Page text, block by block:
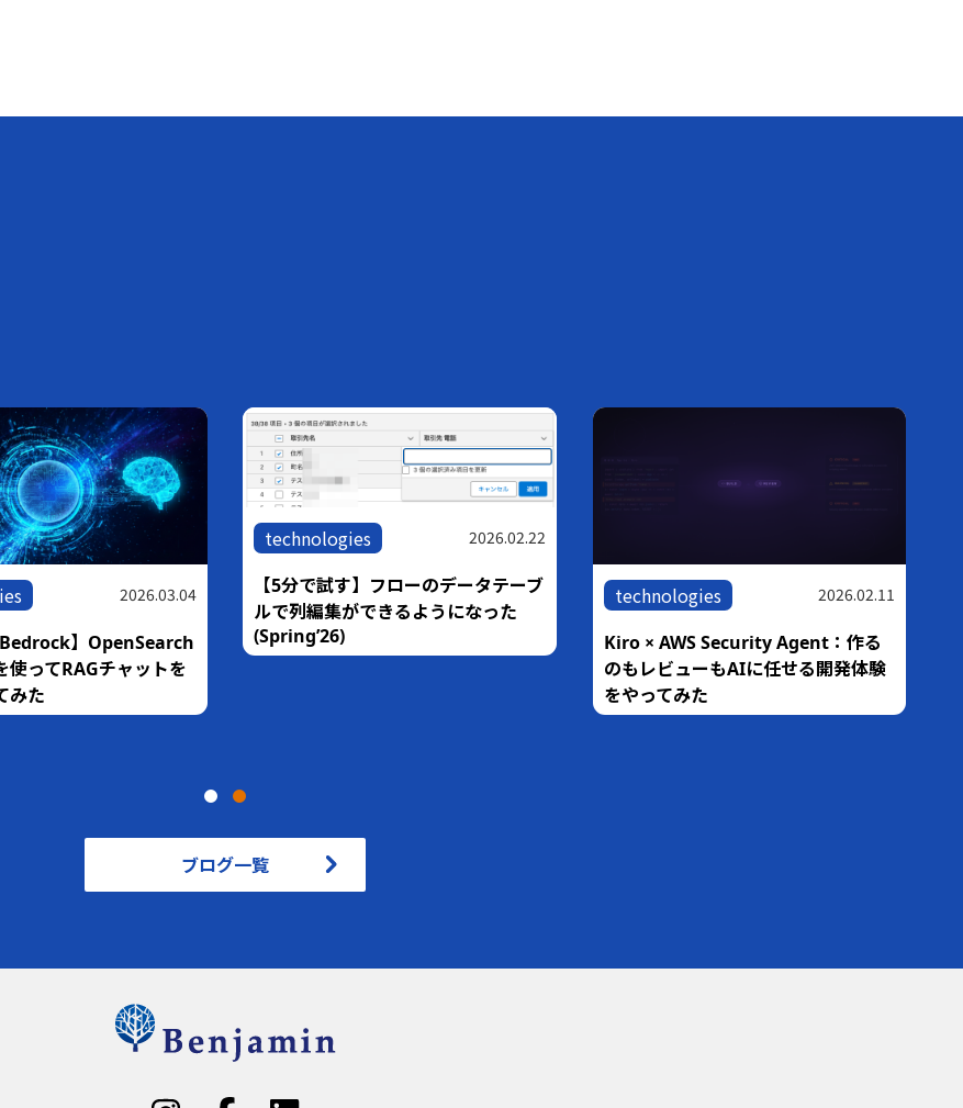
2026.03.04
Bedrock】OpenSearch
ってRAGチャットを
みた
technologies 2026.02.22
【5分で試す】フローのデータテーブ
ルで列編集ができるようになった
(Spring’26)
technologies 2026.02.11
Kiro × AWS Security Agent：作る
のもレビューもAIに任せる開発体験
をやってみた
ブログ一覧